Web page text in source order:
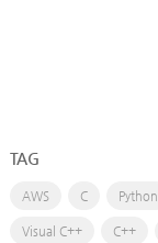
TAG
AWS C Python
Visual C++ C++